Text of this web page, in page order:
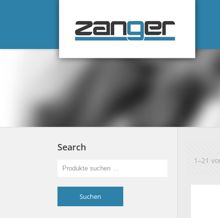
1–21
Search
Suchen